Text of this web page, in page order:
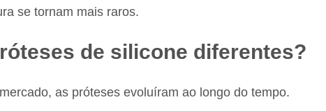
se tornam mais raros.
de silicone diferentes?
as próteses evoluíram ao longo do tempo.